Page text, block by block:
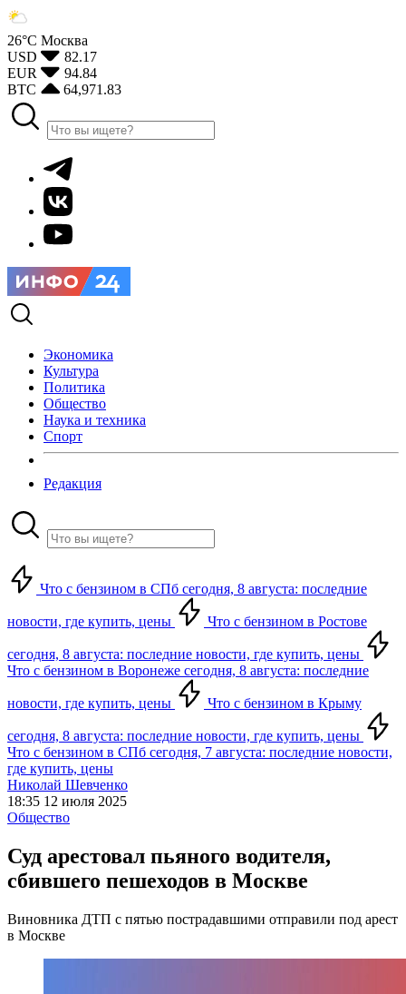
26°С Москва
USD
82.17
EUR
94.84
BTC
64,971.83
Экономика
Культура
Политика
Общество
Наука и техника
Спорт
Редакция
Что с бензином в СПб сегодня, 8 августа: последние
новости, где купить, цены Что с бензином в Ростове
сегодня, 8 августа: последние новости, где купить, цены
Что с бензином в Воронеже сегодня, 8 августа: последние
новости, где купить, цены Что с бензином в Крыму
сегодня, 8 августа: последние новости, где купить, цены
Что с бензином в СПб сегодня, 7 августа: последние новости,
где купить, цены
Николай Шевченко
18:35 12 июля 2025
Общество
Суд арестовал пьяного водителя,
сбившего пешеходов в Москве
Виновника ДТП с пятью пострадавшими отправили под арест
в Москве